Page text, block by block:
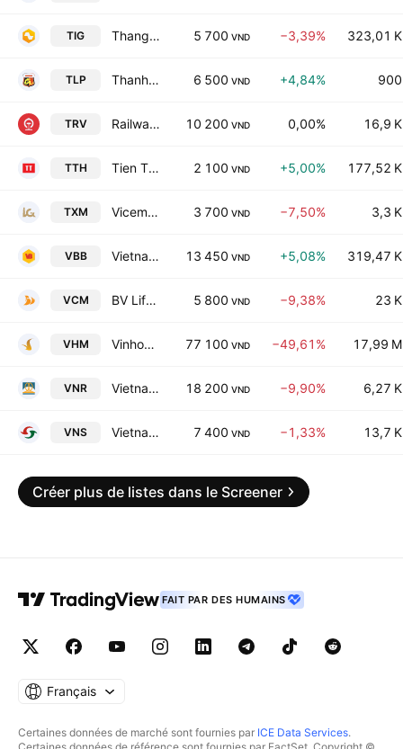
TIG Thang Long Investment Group 5 700 VND −3,39% 323,01 K
TLP Thanh Le General Import-Export Trading Corp. 6 500 VND +4,84% 900
TRV Railway Transport Joint Stock Company 10 200 VND 0,00% 16,9 K
TTH Tien Thanh Service & Trading JSC 2 100 VND +5,00% 177,52 K
TXM Vicem Gypsum & Cement JSC 3 700 VND −7,50% 3,3 K
VBB Vietnam Thuong Tin Commercial Joint Stock Bank 13 450 VND +5,08% 319,47 K
VCM BV Life Joint Stock Company 5 800 VND −9,38% 23 K
VHM Vinhomes Joint Stock Company 77 100 VND −49,61% 17,99 M
VNR Vietnam National Reinsurance Corp. 18 200 VND −9,90% 6,27 K
VNS Vietnam Sun Corp. 7 400 VND −1,33% 13,7 K
Créer plus de listes dans le Screener
FAIT PAR DES HUMAINS
Français
Certaines données de marché sont fournies par ICE Data Services.